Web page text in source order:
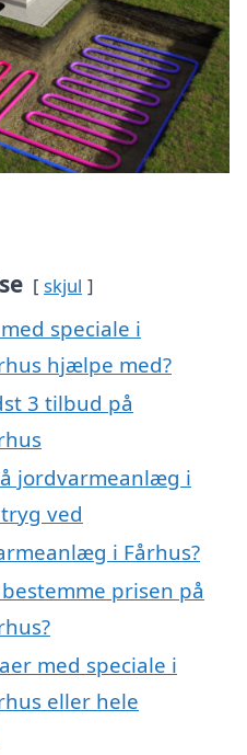
skjul
speciale i
hjælpe med?
3 tilbud på
jordvarmeanlæg i
ved
i Fårhus?
prisen på
med speciale i
eller hele